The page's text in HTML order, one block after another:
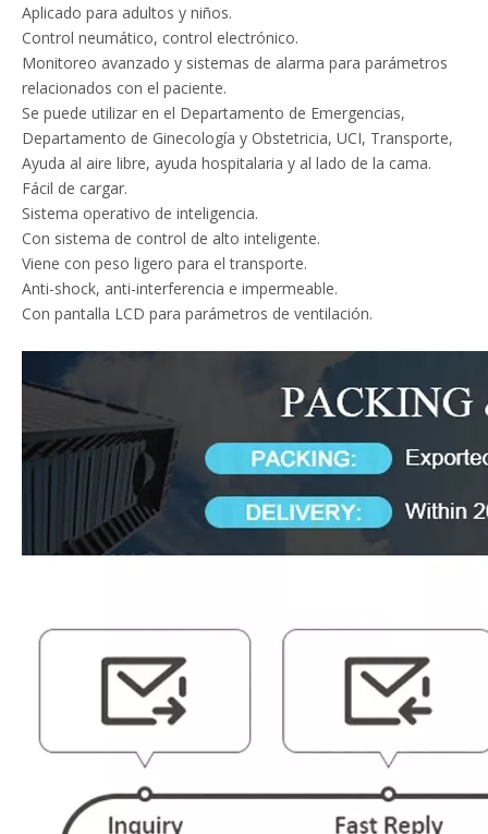
Aplicado para adultos y niños.
Control neumático, control electrónico.
Monitoreo avanzado y sistemas de alarma para parámetros
relacionados con el paciente.
Se puede utilizar en el Departamento de Emergencias,
Departamento de Ginecología y Obstetricia, UCI, Transporte,
Ayuda al aire libre, ayuda hospitalaria y al lado de la cama.
Fácil de cargar.
Sistema operativo de inteligencia.
Con sistema de control de alto inteligente.
Viene con peso ligero para el transporte.
Anti-shock, anti-interferencia e impermeable.
Con pantalla LCD para parámetros de ventilación.